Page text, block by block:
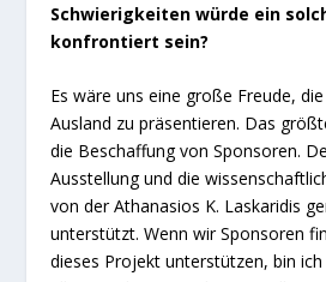
Schwierigkeiten würde ein
konfrontiert sein?
Es wäre uns eine große Freude,
Ausland zu präsentieren. Das
die Beschaffung von Sponsoren.
Ausstellung und die
von der Athanasios K. Laskaridis
unterstützt. Wenn wir Sponsoren
dieses Projekt unterstützen, bin